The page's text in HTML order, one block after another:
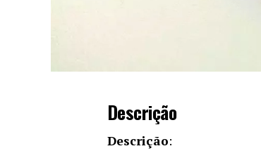
Descrição
Descrição: